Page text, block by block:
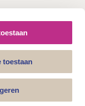
toestaan
84